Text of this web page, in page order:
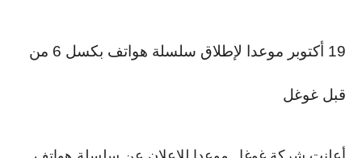
19 أكتوبر موعدا لإطلاق سلسلة هواتف بكسل 6 من
قبل غوغل